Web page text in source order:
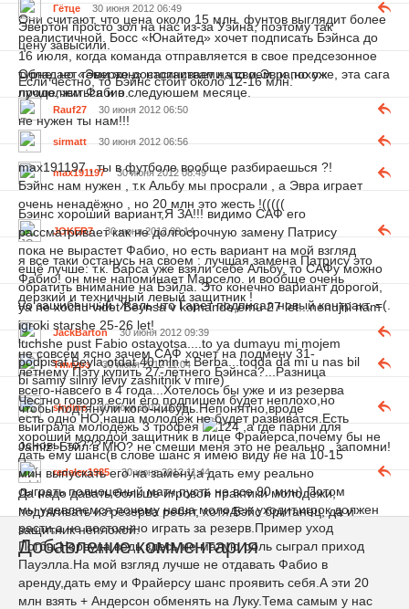
Они считают, что цена около 15 млн. фунтов выглядит более
реалистичной. Босс «Юнайтед» хочет подписать Бэйнса до
16 июля, когда команда отправляется в свое предсезонное
турне, но «Эвертон» настаивает на своем, и похоже, эта сага
продолжиться и в следуюшем месяце.
Гётце 30 июня 2012 06:49
Эвертон просто зол на нас из-за Уэйна, поэтому так
цену завысили.
Если честно, то Бэйнс стоит около 12-16 млн.
Rauf27 30 июня 2012 06:50
Обладает теми же достоинствами,что и Эвра,но уж
лучше,чем Фабио.
sirmatt 30 июня 2012 06:56
не нужен ты нам!!!
max191197 30 июня 2012 08:49
max191197 , ты в футболе вообще разбираешься ?!
Бэйнс нам нужен , т.к Альбу мы просрали , а Эвра играет
очень ненадёжно , но 20 млн это жесть !(((((
JOKER7 30 июня 2012 09:14
Бэинс хороший вариант,Я ЗА!!! видимо САФ его
рассматривает как не долгосрочную замену Патрису
пока не вырастет Фабио, но есть вариант на мой взгляд
ещё лучше: т.к. Барса уже взяли себе Альбу, то САФу можно
обратить внимание на Бэйла. Это конечно вариант дорогой,
но зашибенный. Жаль что Гарет подписал новый контракт. =(.
JackBarton 30 июня 2012 09:39
я все таки останусь на своем : лучшая замена Патрису это
Фабио! он мне напоминает Марсело. и вообще очень
дерзкий и техничный левый защитник !
Тимурэ 30 июня 2012 11:04
ya ne xochu videt Beynsa v komande,emu 27 let...nenujni nam
igroki starshe 25-26 let!
luchshe pust Fabio ostayotsa....to ya dumayu mi mojem
podpisat Beyla,otdat 40 mln + Berba...toqda da mi u nas bil
bi samiy silniy leviy zashitnik v mire)
skyline 30 июня 2012 11:36
не совсем ясно зачем САФ хочет на подмену 31-
летнему Пэту купить 27-летнего Бэйнса?...Разница
всего-навсего в 4 года...Хотелось бы уже и из резерва
чтобы подтянули кого-нибудь.Непонятно,вроде
выиграла молодёжь 3 трофея
,а где парни для
основы-то???
redalex1985 30 июня 2012 11:44
Честно говоря если его подпишем будет неплохо,но
есть одно НО,наша молодеж не будет развиватся.Есть
хороший молодой защитник в лице Фрайерса,почему бы не
дать ему шанс(в слове шанс я имею виду не на 10-15
мин выпускать его на замену,а дать ему реально
сыграть полноценый матч,пусть не все 90 мин).Потом
мы удевляемся почему наша молодеж уходит,игрок должен
расти,а не постоянно играть за резерв.Пример уход
Погбы,Норвуда ведь здесь не малую роль сыграл приход
Пауэлла.На мой взгляд лучше не отдавать Фабио в
аренду,дать ему и Фрайерсу шанс проявить себя.А эти 20
млн взять + Андерсон обменять на Луку.Тема самым у нас
Jamiz: Бэйл в МЮ? не смеши меня это не реально , запомни!
Да надо давать больше игровой практики молодёжи,
подтягивать из резерва ребят, хотя Бэйс британец, да и
защитник неплохой.
Добавление комментария